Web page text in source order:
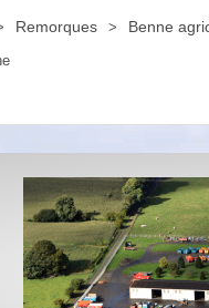
Remorques Benne